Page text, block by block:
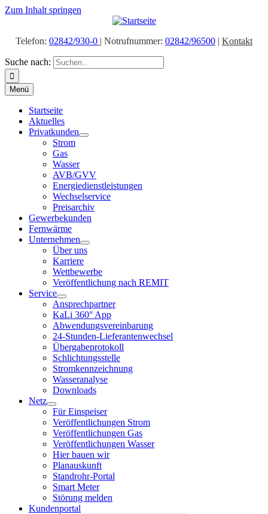
Zum Inhalt springen
Telefon: 02842/930-0 | Notrufnummer: 02842/96500 | Kontakt
Suche nach:
Menü
Startseite
Aktuelles
Privatkunden
Strom
Gas
Wasser
AVB/GVV
Energiedienstleistungen
Wechselservice
Preisarchiv
Gewerbekunden
Fernwärme
Unternehmen
Über uns
Karriere
Wettbewerbe
Veröffentlichung nach REMIT
Service
Ansprechpartner
KaLi 360° App
Abwendungsvereinbarung
24-Stunden-Lieferantenwechsel
Übergabeprotokoll
Schlichtungsstelle
Stromkennzeichnung
Wasseranalyse
Downloads
Netz
Für Einspeiser
Veröffentlichungen Strom
Veröffentlichungen Gas
Veröffentlichungen Wasser
Hier bauen wir
Planauskunft
Standrohr-Portal
Smart Meter
Störung melden
Kundenportal